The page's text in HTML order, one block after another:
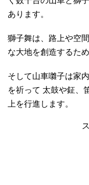
あります。
獅子舞は、路上や空
な大地を創造するため
そして山車囃子は家
を祈って 太鼓や鉦、
上を行進します。